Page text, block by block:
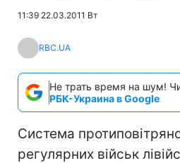
11:39 22.03.2011 Вт
RBC.UA
Не трать время на шум!
РБК-Украина в Google
Система
регулярних військ